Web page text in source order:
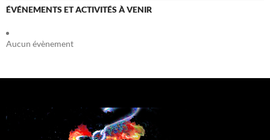
ÉVÉNEMENTS ET ACTIVITÉS À VENIR
Aucun évènement